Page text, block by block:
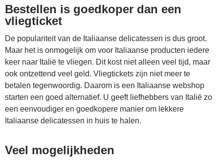
Bestellen is goedkoper dan een
vliegticket
De populariteit van de Italiaanse delicatessen is dus groot.
Maar het is onmogelijk om voor Italiaanse producten iedere
keer naar Italië te vliegen. Dit kost niet alleen veel tijd, maar
ook ontzettend veel geld. Vliegtickets zijn niet meer te
betalen tegenwoordig. Daarom is een Italiaanse webshop
starten een goed alternatief. U geeft liefhebbers van Italië zo
een eenvoudiger en goedkopere manier om lekkere
Italiaanse delicatessen in huis te halen.
Veel mogelijkheden